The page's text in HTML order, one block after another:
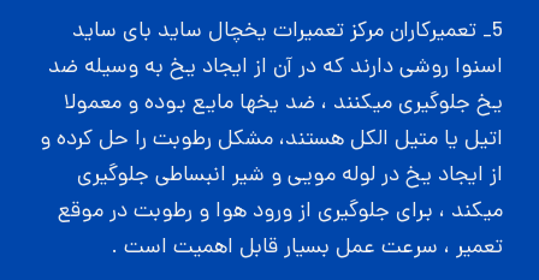
5_ تعمیرکاران مرکز تعمیرات یخچال ساید بای ساید
اسنوا روشی دارند که در آن از ایجاد یخ به وسیله ضد
یخ جلوگیری میکنند ، ضد یخها مایع بوده و معمولا
اتیل یا متیل الکل هستند، مشکل رطوبت را حل کرده و
از ایجاد یخ در لوله مویی و شیر انبساطی جلوگیری
میکند ، برای جلوگیری از ورود هوا و رطوبت در موقع
تعمیر ، سرعت عمل بسیار قابل اهمیت است .